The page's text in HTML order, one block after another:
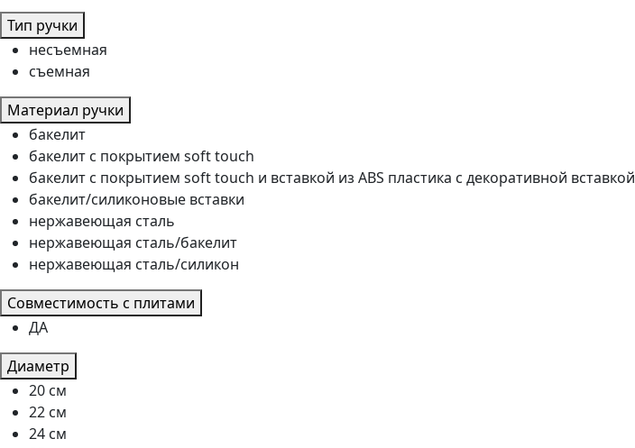
Тип ручки
несъемная
съемная
Материал ручки
бакелит
бакелит с покрытием soft touch
бакелит с покрытием soft touch и вставкой из ABS пластика с декоративной вставкой
бакелит/силиконовые вставки
нержавеющая сталь
нержавеющая сталь/бакелит
нержавеющая сталь/силикон
Совместимость с плитами
ДА
Диаметр
20 см
22 см
24 см